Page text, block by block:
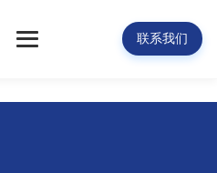
联系我们